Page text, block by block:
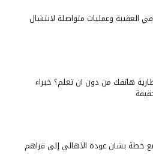
العقيبة وعمليات متواصلة لانتشال
هاتفك من دون أن تعلم؟ خبراء
خطة بشأن عودة الأهالي إلى قراهم